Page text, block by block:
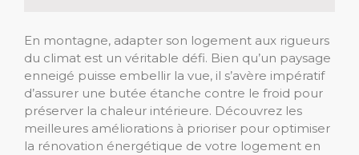
En montagne, adapter son logement aux rigueurs
du climat est un véritable défi. Bien qu’un paysage
enneigé puisse embellir la vue, il s’avère impératif
d’assurer une butée étanche contre le froid pour
préserver la chaleur intérieure. Découvrez les
meilleures améliorations à prioriser pour optimiser
la rénovation énergétique de votre logement en